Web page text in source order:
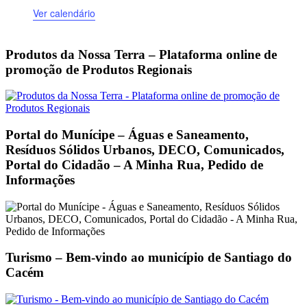
Ver calendário
Produtos da Nossa Terra – Plataforma online de
promoção de Produtos Regionais
Portal do Munícipe – Águas e Saneamento,
Resíduos Sólidos Urbanos, DECO, Comunicados,
Portal do Cidadão – A Minha Rua, Pedido de
Informações
Turismo – Bem-vindo ao município de Santiago do
Cacém